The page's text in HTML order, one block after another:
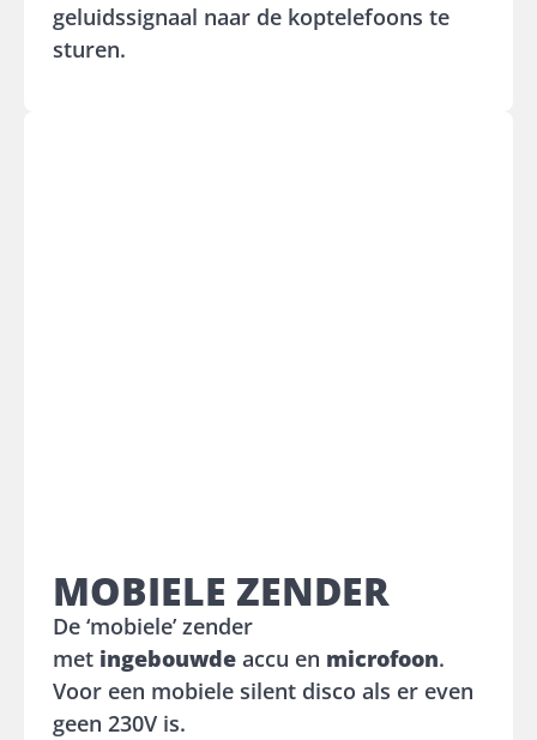
geluidssignaal naar de koptelefoons te
sturen.
MOBIELE ZENDER
De ‘mobiele’ zender
met ingebouwde accu en microfoon.
Voor een mobiele silent disco als er even
geen 230V is.